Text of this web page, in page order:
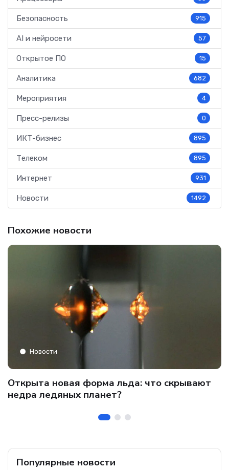
Безопасность 915
AI и нейросети 57
Открытое ПО 15
Аналитика 682
Мероприятия 4
Пресс-релизы 0
ИКТ-бизнес 895
Телеком 895
Интернет 931
Новости 1492
Похожие новости
Новости
Открыта новая форма льда: что скрывают
недра ледяных планет?
Популярные новости